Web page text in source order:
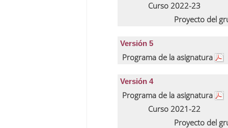
Curso 2022-23
Proyecto del
Versión 5
Programa de la asignatura
Versión 4
Programa de la asignatura
Curso 2021-22
Proyecto del